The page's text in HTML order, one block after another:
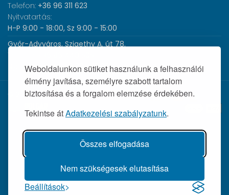
Weboldalunkon sütiket használunk a felhasználói
élmény javítása, személyre szabott tartalom
biztosítása és a forgalom elemzése érdekében.
Tekintse átAdatkezelési szabályzatunk.
Összes elfogadása
Nem szükségesek elutasítása
Beállítások
Telefon: +36 96 311 623
Nyitvatartás:
H-P 9:00 - 18:00, Sz 9:00 - 15:00
Győr-Adyváros, Szigethy A. út 78.
Telefon:
Nyitvatartás:H-P 8:00 - 17:00
© 2026 Wolf Orvosi Műszer Kft. |